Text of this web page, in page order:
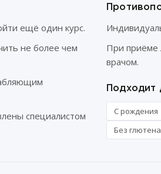
ещё один курс.
не более чем
специалистом
При приёме
врачом.
Подходит
С рождения
Без глютена